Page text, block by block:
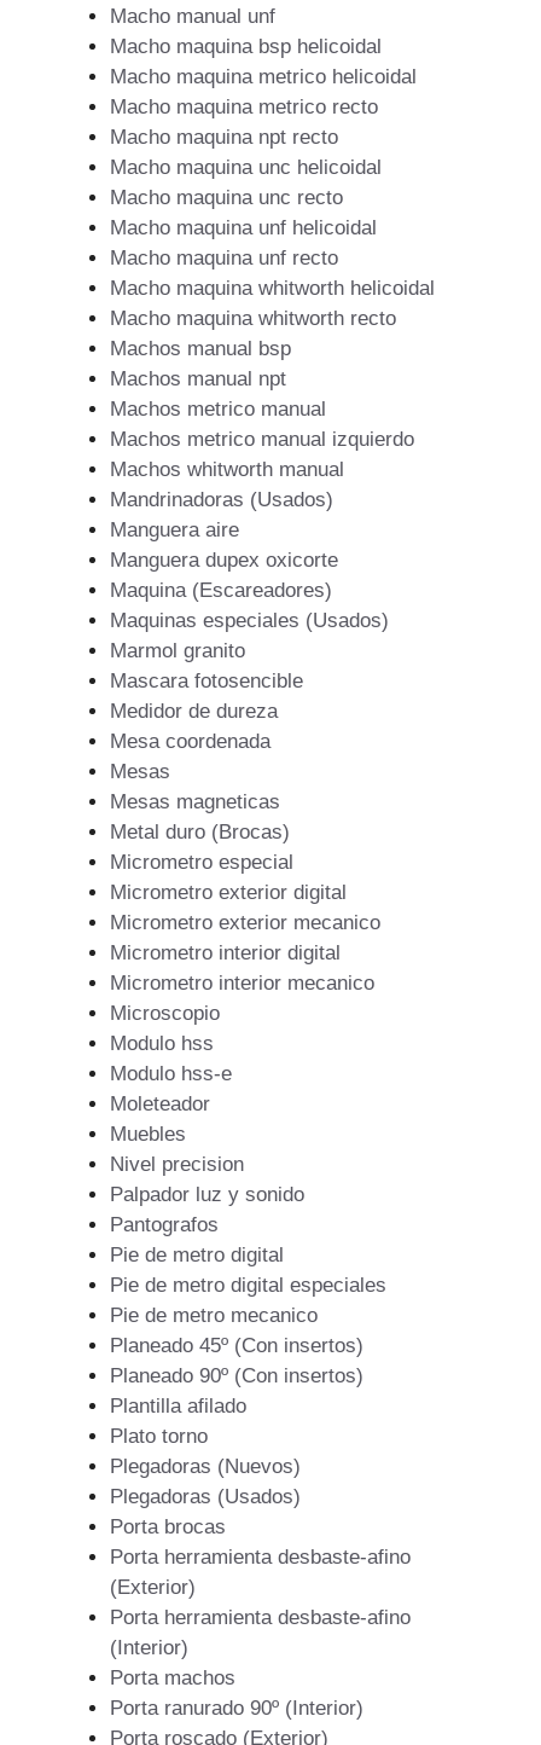
Macho manual unf
Macho maquina bsp helicoidal
Macho maquina metrico helicoidal
Macho maquina metrico recto
Macho maquina npt recto
Macho maquina unc helicoidal
Macho maquina unc recto
Macho maquina unf helicoidal
Macho maquina unf recto
Macho maquina whitworth helicoidal
Macho maquina whitworth recto
Machos manual bsp
Machos manual npt
Machos metrico manual
Machos metrico manual izquierdo
Machos whitworth manual
Mandrinadoras (Usados)
Manguera aire
Manguera dupex oxicorte
Maquina (Escareadores)
Maquinas especiales (Usados)
Marmol granito
Mascara fotosencible
Medidor de dureza
Mesa coordenada
Mesas
Mesas magneticas
Metal duro (Brocas)
Micrometro especial
Micrometro exterior digital
Micrometro exterior mecanico
Micrometro interior digital
Micrometro interior mecanico
Microscopio
Modulo hss
Modulo hss-e
Moleteador
Muebles
Nivel precision
Palpador luz y sonido
Pantografos
Pie de metro digital
Pie de metro digital especiales
Pie de metro mecanico
Planeado 45º (Con insertos)
Planeado 90º (Con insertos)
Plantilla afilado
Plato torno
Plegadoras (Nuevos)
Plegadoras (Usados)
Porta brocas
Porta herramienta desbaste-afino
(Exterior)
Porta herramienta desbaste-afino
(Interior)
Porta machos
Porta ranurado 90º (Interior)
Porta roscado (Exterior)